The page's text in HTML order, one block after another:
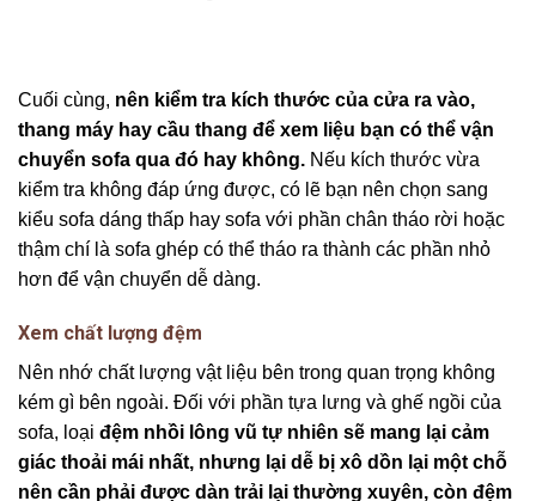
Cuối cùng, nên kiểm tra kích thước của cửa ra vào,
thang máy hay cầu thang để xem liệu bạn có thể vận
chuyển sofa qua đó hay không. Nếu kích thước vừa
kiểm tra không đáp ứng được, có lẽ bạn nên chọn sang
kiểu sofa dáng thấp hay sofa với phần chân tháo rời hoặc
thậm chí là sofa ghép có thể tháo ra thành các phần nhỏ
hơn để vận chuyển dễ dàng.
Xem chất lượng đệm
Nên nhớ chất lượng vật liệu bên trong quan trọng không
kém gì bên ngoài. Đối với phần tựa lưng và ghế ngồi của
sofa, loại đệm nhồi lông vũ tự nhiên sẽ mang lại cảm
giác thoải mái nhất, nhưng lại dễ bị xô dồn lại một chỗ
nên cần phải được dàn trải lại thường xuyên, còn đệm